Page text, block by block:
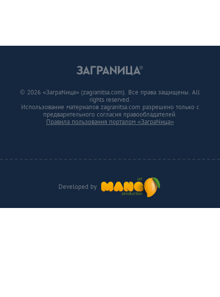
Developed by
© 2026 «ЗаграNица» (zagranitsa.com). Все права защищены. All
rights reserved.
Использование материалов zagranitsa.com разрешено только с
предварительного согласия правообладателей.
Правила пользования порталом «ЗаграNица»